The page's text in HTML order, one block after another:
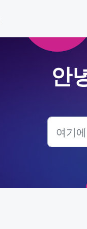
안